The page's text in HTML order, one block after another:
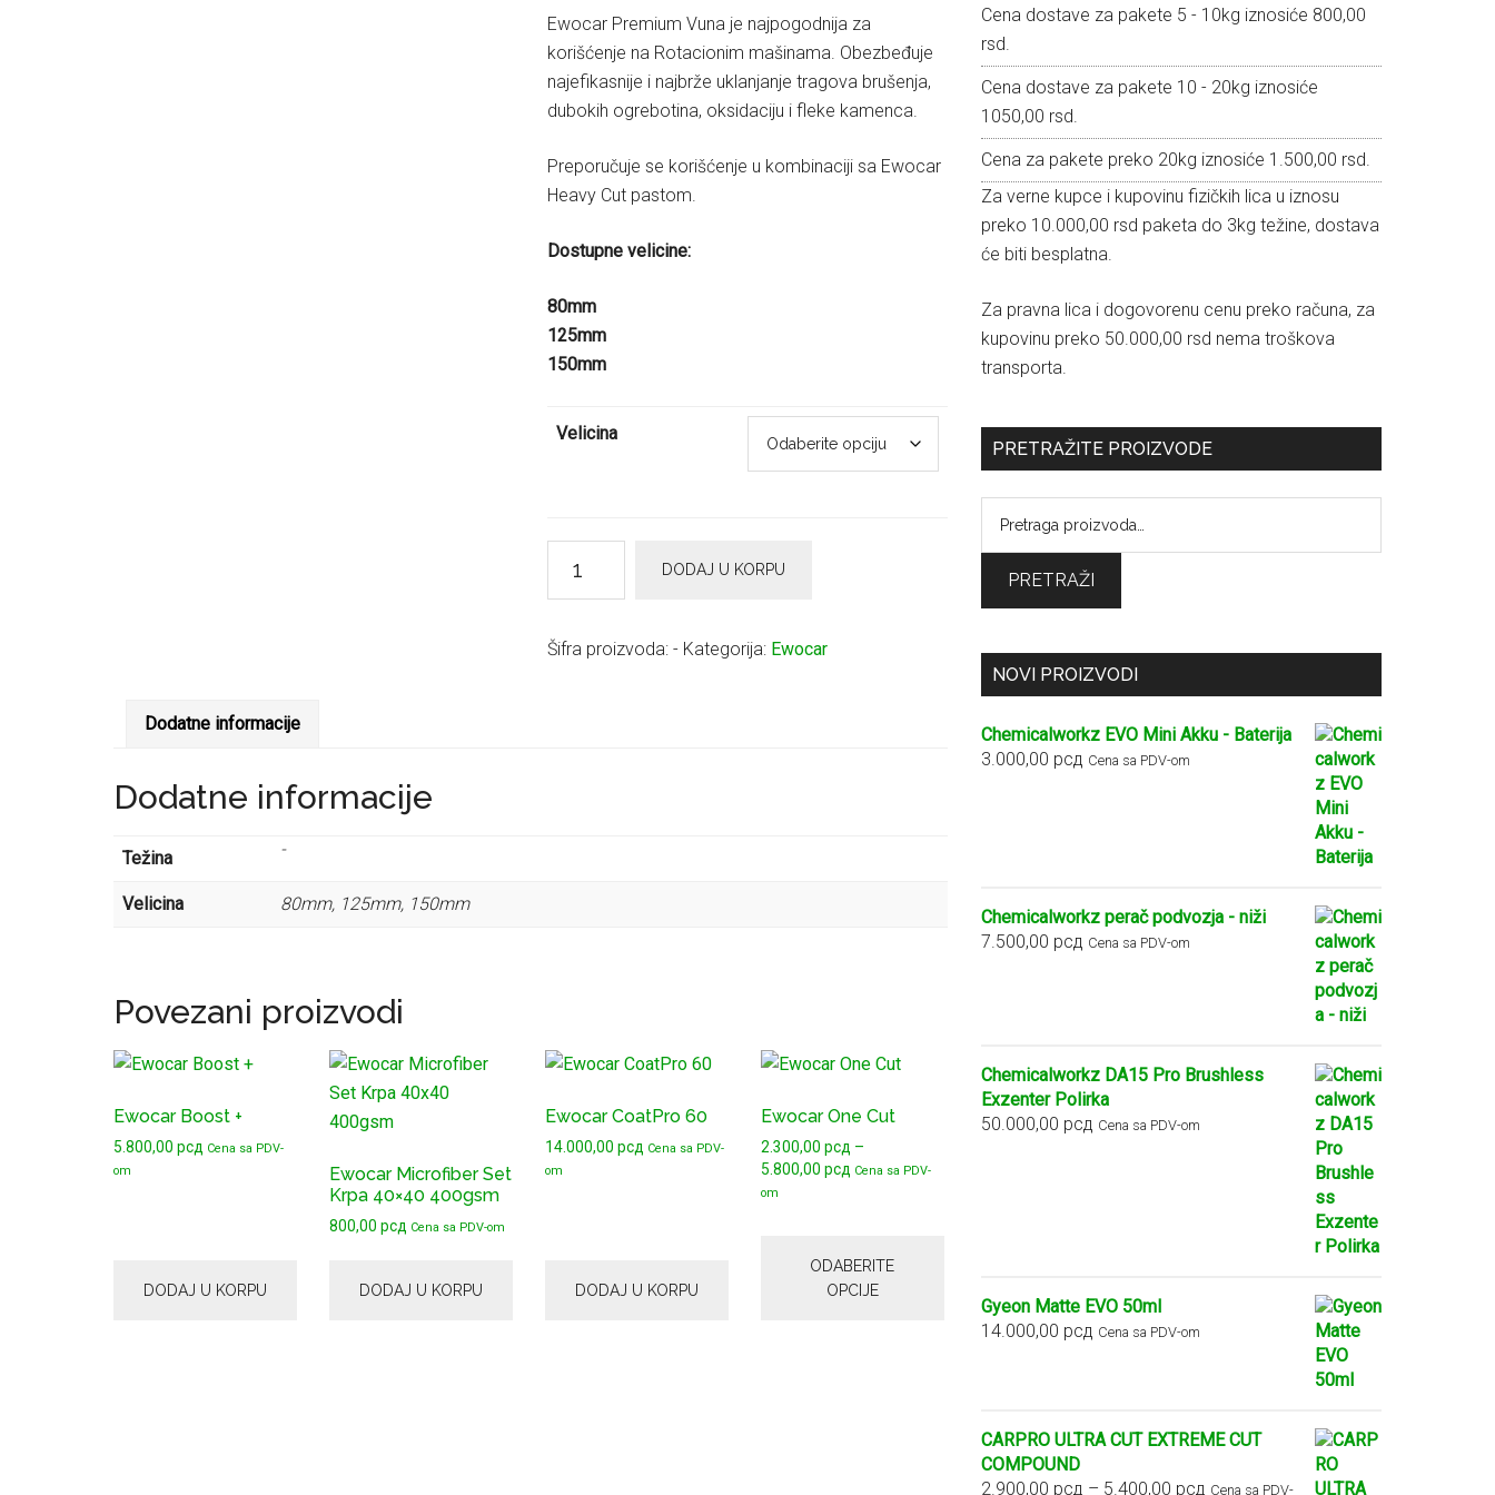
od
1.000,00 рсд
do
1.600,00 рсд
Ewocar Premium Vuna je najpogodnija za
korišćenje na Rotacionim mašinama. Obezbeđuje
najefikasnije i najbrže uklanjanje tragova brušenja,
dubokih ogrebotina, oksidaciju i fleke kamenca.
Preporučuje se korišćenje u kombinaciji sa Ewocar
Heavy Cut pastom.
Dostupne velicine:
80mm
125mm
150mm
Velicina
Premium
količina
DODAJ U KORPU
Šifra proizvoda: - Kategorija: Ewocar
Dodatne informacije
Dodatne informacije
Težina -
Velicina 80mm, 125mm, 150mm
Povezani proizvodi
Ewocar Boost +
5.800,00 рсд Cena sa PDV-
om
DODAJ U KORPU
Ewocar Microfiber Set
Krpa 40×40 400gsm
800,00 рсд Cena sa PDV-om
DODAJ U KORPU
Ewocar CoatPro 60
14.000,00 рсд Cena sa PDV-
om
DODAJ U KORPU
Ewocar One Cut
2.300,00 рсд –
5.800,00 рсд Raspon
do
Cena sa PDV-
om
ODABERITE
OPCIJE
Ovaj
ima
više
varijanti.
Cena dostave za pakete 5 - 10kg iznosiće 800,00
rsd.
Cena dostave za pakete 10 - 20kg iznosiće
1050,00 rsd.
Cena za pakete preko 20kg iznosiće 1.500,00 rsd.
Za verne kupce i kupovinu fizičkih lica u iznosu
preko 10.000,00 rsd paketa do 3kg težine, dostava
će biti besplatna.
Za pravna lica i dogovorenu cenu preko računa, za
kupovinu preko 50.000,00 rsd nema troškova
transporta.
PRETRAŽITE PROIZVODE
PRETRAŽI
NOVI PROIZVODI
Chemicalworkz EVO Mini Akku - Baterija
3.000,00 рсд Cena sa PDV-om
Chemicalworkz perač podvozja - niži
7.500,00 рсд Cena sa PDV-om
Chemicalworkz DA15 Pro Brushless
Exzenter Polirka
50.000,00 рсд Cena sa PDV-om
Gyeon Matte EVO 50ml
14.000,00 рсд Cena sa PDV-om
CARPRO ULTRA CUT EXTREME CUT
COMPOUND
2.900,00 рсд – 5.400,00 рсд Raspon
Cena sa PDV-